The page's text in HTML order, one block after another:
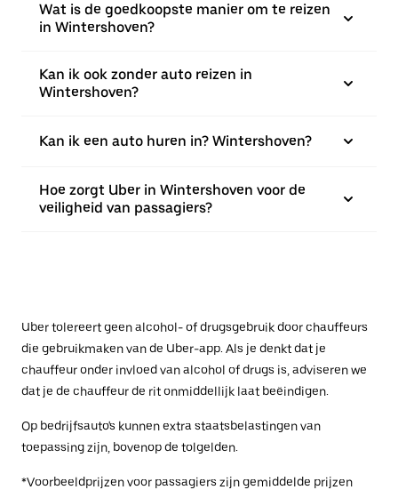
Wat is de goedkoopste manier om te reizen
in Wintershoven?
Kan ik ook zonder auto reizen in
Wintershoven?
Kan ik een auto huren in? Wintershoven?
Hoe zorgt Uber in Wintershoven voor de
veiligheid van passagiers?
Uber tolereert geen alcohol- of drugsgebruik door chauffeurs
die gebruikmaken van de Uber-app. Als je denkt dat je
chauffeur onder invloed van alcohol of drugs is, adviseren we
dat je de chauffeur de rit onmiddellijk laat beëindigen.
Op bedrijfsauto's kunnen extra staatsbelastingen van
toepassing zijn, bovenop de tolgelden.
*Voorbeeldprijzen voor passagiers zijn gemiddelde prijzen